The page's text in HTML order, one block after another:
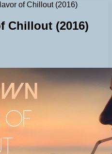
of Chillout (2016)
Chillout (2016)